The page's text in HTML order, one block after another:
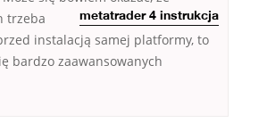
metatrader 4 instrukcja
trzeba
instalacją samej platformy, to
bardzo zaawansowanych